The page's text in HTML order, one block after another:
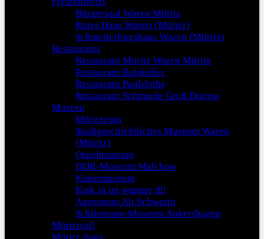
Bürgersaal Waren Müritz
Rotes Haus Waren (Müritz)
Schmetterlingshaus Waren (Müritz)
Restaurants
Restaurant Moritz Waren Müritz
Restaurant Ratskeller
Restaurant Paulshöhe
Restaurant Schmiede Groß Dratow
Museen
Müritzeum
Stadtgeschichtliches Museum Waren
(Müritz)
Orgelmuseum
DDR-Museum Malchow
Kunstmuseum
Kiek in un wunner di!
Agroneum Alt Schwerin
Schliemann-Museum Ankershagen
Müritzsail